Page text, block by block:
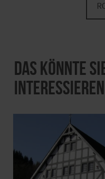
Das könnte
interessieren